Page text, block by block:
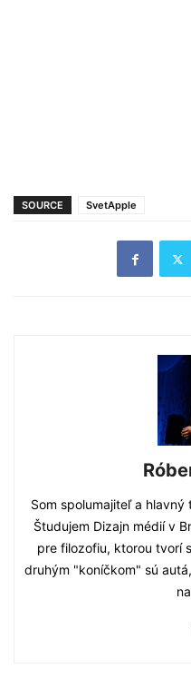
SOURCE SvetApple
Som spolumajiteľ a
Študujem Dizajn médií v
pre filozofiu, ktorou tvorí
druhým "koníčkom" sú